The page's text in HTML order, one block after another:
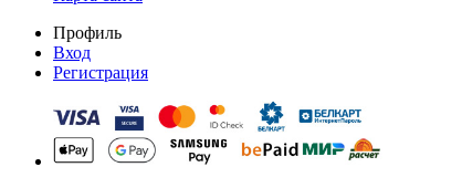
Профиль
Вход
Регистрация